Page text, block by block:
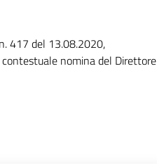
417 del 13.08.2020,
nomina del Direttore